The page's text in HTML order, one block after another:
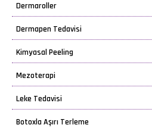
Dermaroller
Dermapen Tedavisi
Kimyasal Peeling
Mezoterapi
Leke Tedavisi
Botoxla Aşırı Terleme